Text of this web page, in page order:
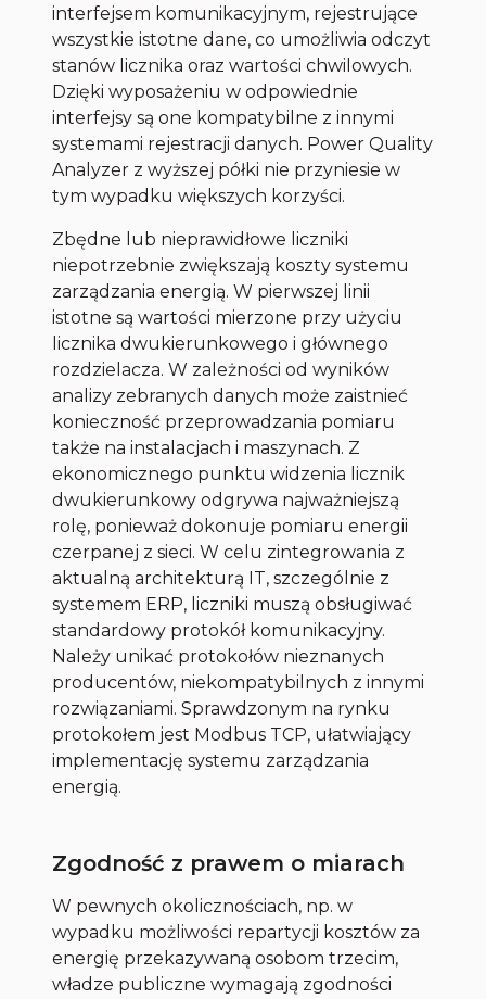
interfejsem komunikacyjnym, rejestrujące
wszystkie istotne dane, co umożliwia odczyt
stanów licznika oraz wartości chwilowych.
Dzięki wyposażeniu w odpowiednie
interfejsy są one kompatybilne z innymi
systemami rejestracji danych. Power Quality
Analyzer z wyższej półki nie przyniesie w
tym wypadku większych korzyści.
Zbędne lub nieprawidłowe liczniki
niepotrzebnie zwiększają koszty systemu
zarządzania energią. W pierwszej linii
istotne są wartości mierzone przy użyciu
licznika dwukierunkowego i głównego
rozdzielacza. W zależności od wyników
analizy zebranych danych może zaistnieć
konieczność przeprowadzania pomiaru
także na instalacjach i maszynach. Z
ekonomicznego punktu widzenia licznik
dwukierunkowy odgrywa najważniejszą
rolę, ponieważ dokonuje pomiaru energii
czerpanej z sieci. W celu zintegrowania z
aktualną architekturą IT, szczególnie z
systemem ERP, liczniki muszą obsługiwać
standardowy protokół komunikacyjny.
Należy unikać protokołów nieznanych
producentów, niekompatybilnych z innymi
rozwiązaniami. Sprawdzonym na rynku
protokołem jest Modbus TCP, ułatwiający
implementację systemu zarządzania
energią.
Zgodność z prawem o miarach
W pewnych okolicznościach, np. w
wypadku możliwości repartycji kosztów za
energię przekazywaną osobom trzecim,
władze publiczne wymagają zgodności